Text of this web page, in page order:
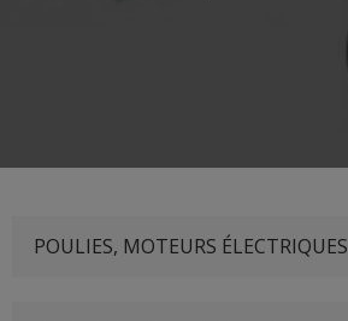
POULIES, MOTEURS ÉLECTRIQUES